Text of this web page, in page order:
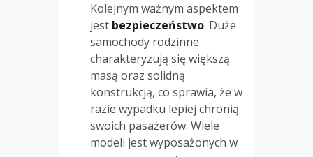
Kolejnym ważnym aspektem
jest bezpieczeństwo. Duże
samochody rodzinne
charakteryzują się większą
masą oraz solidną
konstrukcją, co sprawia, że w
razie wypadku lepiej chronią
swoich pasażerów. Wiele
modeli jest wyposażonych w